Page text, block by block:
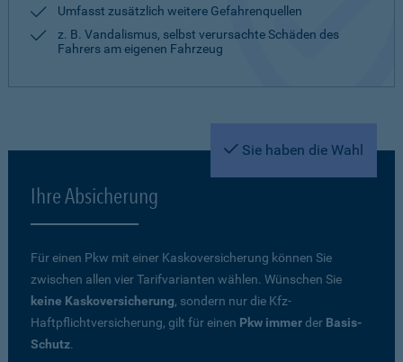
Umfasst zusätzlich weitere Gefahrenquellen
z. B. Vandalismus, selbst verursachte Schäden des
Fahrers am eigenen Fahrzeug
Sie haben die Wahl
Ihre Absicherung
Für einen Pkw mit einer Kaskoversicherung können Sie
zwischen allen vier Tarifvarianten wählen. Wünschen Sie
keine Kaskoversicherung, sondern nur die Kfz-
Haftpflichtversicherung, gilt für einen Pkw immerder Basis-
Schutz.